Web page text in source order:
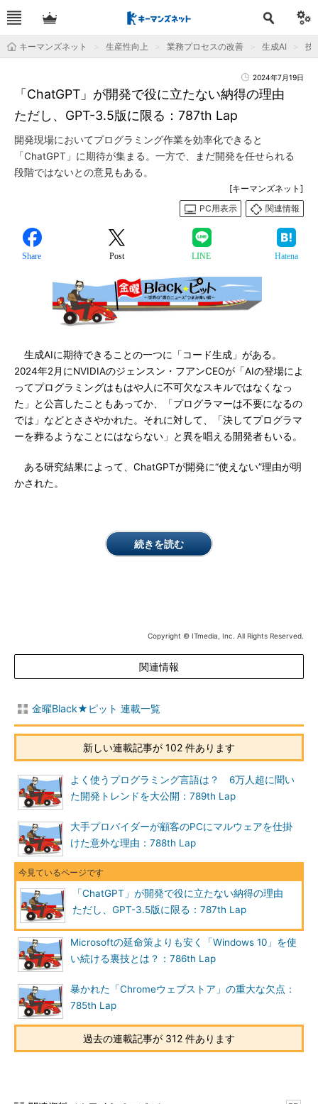
キーマンズネット 生産性向上 業務プロセスの改善 生成AI 技
2024年7月19日
「ChatGPT」が開発で役に立たない納得の理由
ただし、GPT-3.5版に限る：787th Lap
開発現場においてプログラミング作業を効率化できると
「ChatGPT」に期待が集まる。一方で、まだ開発を任せられる
段階ではないとの意見もある。
[キーマンズネット]
PC用表示
関連情報
Share Post LINE Hatena
生成AIに期待できることの一つに「コード生成」がある。
2024年2月にNVIDIAのジェンスン・フアンCEOが「AIの登場によ
ってプログラミングはもはや人に不可欠なスキルではなくなっ
た」と公言したこともあってか、「プログラマーは不要になるの
では」などとささやかれた。それに対して、「決してプログラマ
ーを葬るようなことにはならない」と異を唱える開発者もいる。
ある研究結果によって、ChatGPTが開発に“使えない”理由が明
かされた。
続きを読む
Copyright © ITmedia, Inc. All Rights Reserved.
関連情報
金曜Black★ピット 連載一覧
新しい連載記事が 102 件あります
よく使うプログラミング言語は？ 6万人超に聞い
た開発トレンドを大公開：789th Lap
大手プロバイダーが顧客のPCにマルウェアを仕掛
けた意外な理由：788th Lap
「ChatGPT」が開発で役に立たない納得の理由
ただし、GPT-3.5版に限る：787th Lap
Microsoftの延命策よりも安く「Windows 10」を使
い続ける裏技とは？：786th Lap
暴かれた「Chromeウェブストア」の重大な欠点：
785th Lap
過去の連載記事が 312 件あります